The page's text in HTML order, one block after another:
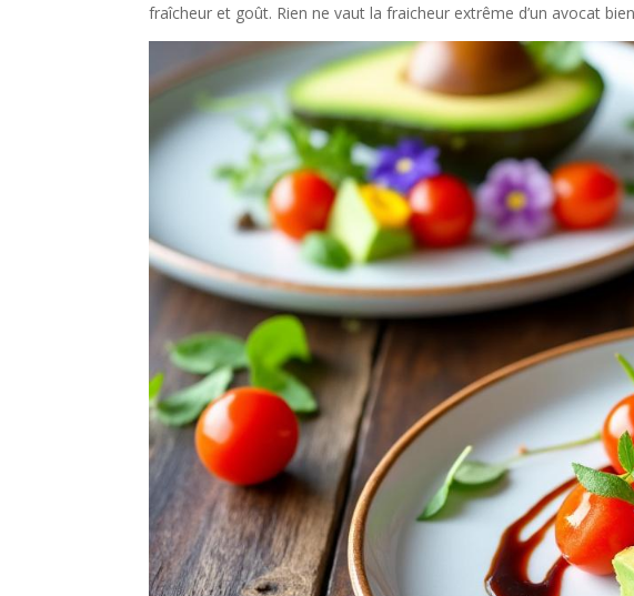
fraîcheur et goût. Rien ne vaut la fraicheur extrême d’un avocat